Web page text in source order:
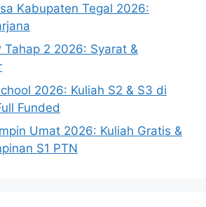
Kabupaten Tegal 2026:
Tahap 2 2026: Syarat &
2026: Kuliah S2 & S3 di
Funded
Umat 2026: Kuliah Gratis &
S1 PTN